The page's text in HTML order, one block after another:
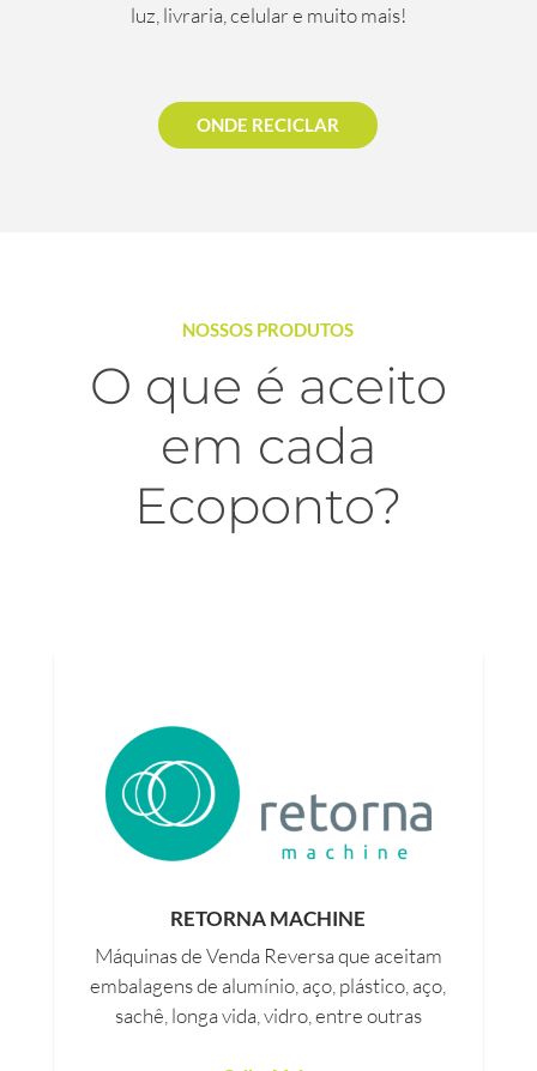
luz, livraria, celular e muito mais!
ONDE RECICLAR
NOSSOS PRODUTOS
O que é aceito
em cada
Ecoponto?
RETORNA MACHINE
Máquinas de Venda Reversa que aceitam
embalagens de alumínio, aço, plástico, aço,
sachê, longa vida, vidro, entre outras